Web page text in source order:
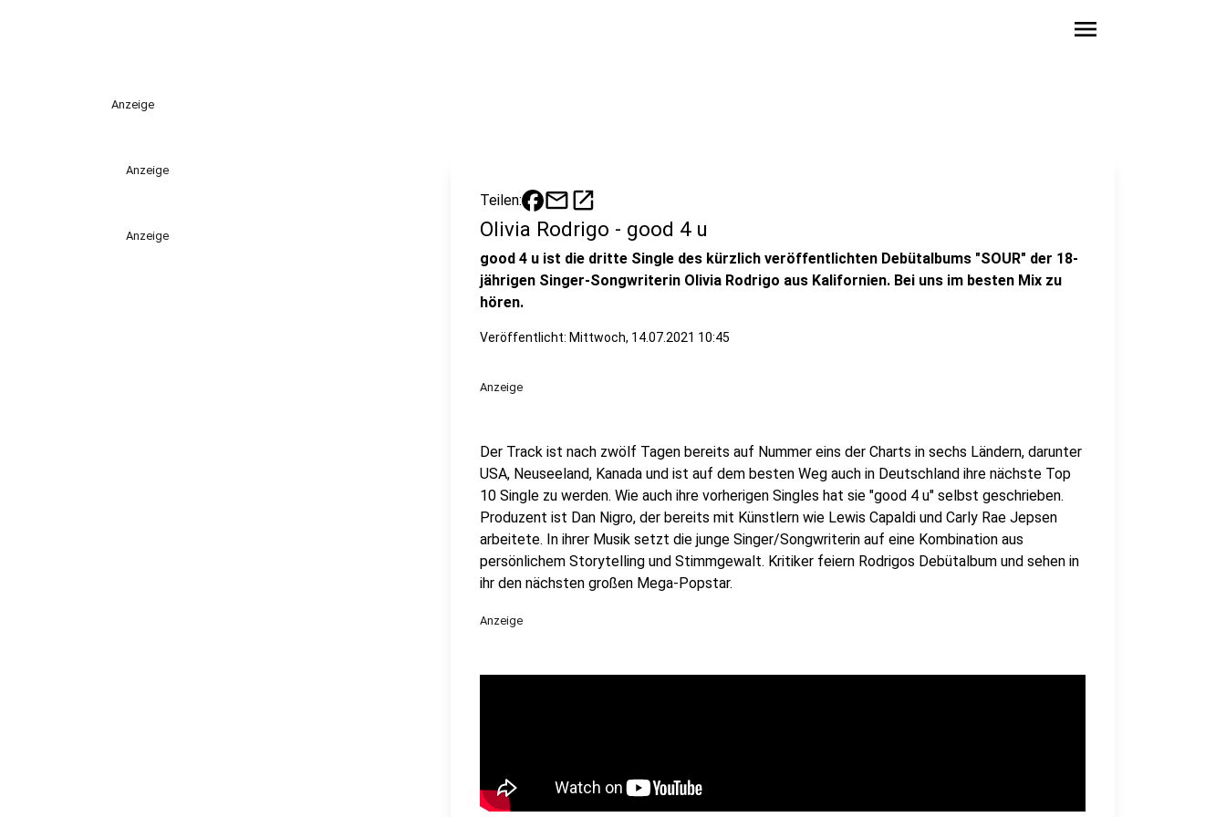
menu
Anzeige
Anzeige
Anzeige
Teilen: mailopen_in_new
Olivia Rodrigo - good 4 u
good 4 u ist die dritte Single des kürzlich veröffentlichten Debütalbums "SOUR" der 18-
jährigen Singer-Songwriterin Olivia Rodrigo aus Kalifornien. Bei uns im besten Mix zu
hören.
Veröffentlicht: Mittwoch, 14.07.2021 10:45
Anzeige
Der Track ist nach zwölf Tagen bereits auf Nummer eins der Charts in sechs Ländern, darunter
USA, Neuseeland, Kanada und ist auf dem besten Weg auch in Deutschland ihre nächste Top
10 Single zu werden. Wie auch ihre vorherigen Singles hat sie "good 4 u" selbst geschrieben.
Produzent ist Dan Nigro, der bereits mit Künstlern wie Lewis Capaldi und Carly Rae Jepsen
arbeitete. In ihrer Musik setzt die junge Singer/Songwriterin auf eine Kombination aus
persönlichem Storytelling und Stimmgewalt. Kritiker feiern Rodrigos Debütalbum und sehen in
ihr den nächsten großen Mega-Popstar.
Anzeige